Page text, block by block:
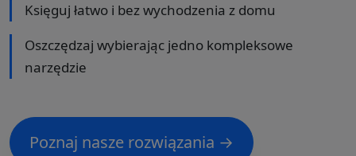
Księguj łatwo i bez wychodzenia z domu
Oszczędzaj wybierając jedno kompleksowe
narzędzie
Poznaj nasze rozwiązania →